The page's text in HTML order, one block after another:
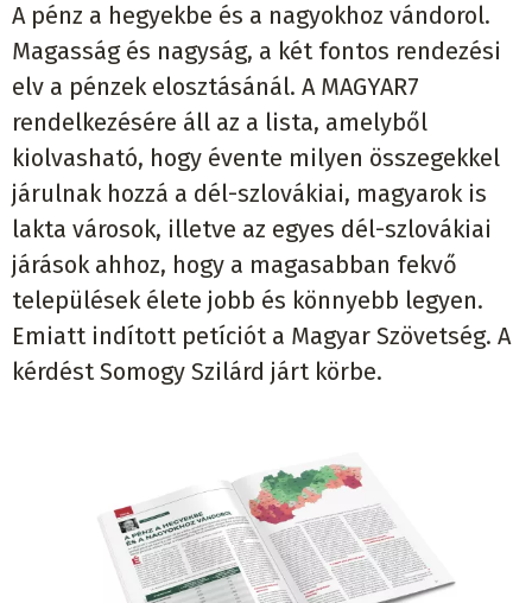
A pénz a hegyekbe és a nagyokhoz vándorol.
Magasság és nagyság, a két fontos rendezési
elv a pénzek elosztásánál. A MAGYAR7
rendelkezésére áll az a lista, amelyből
kiolvasható, hogy évente milyen összegekkel
járulnak hozzá a dél-szlovákiai, magyarok is
lakta városok, illetve az egyes dél-szlovákiai
járások ahhoz, hogy a magasabban fekvő
települések élete jobb és könnyebb legyen.
Emiatt indított petíciót a Magyar Szövetség. A
kérdést Somogy Szilárd járt körbe.